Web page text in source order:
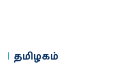
தமிழகம்